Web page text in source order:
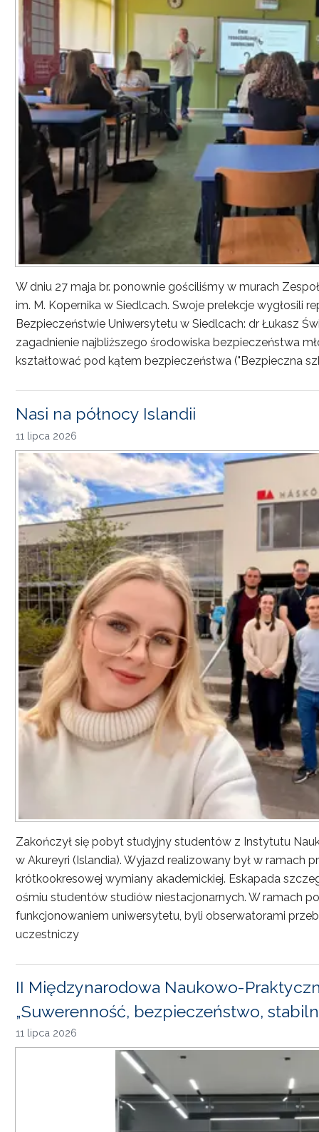
W dniu 27 maja br. ponownie gościliśmy w murach
im. M. Kopernika w Siedlcach. Swoje prelekcje wygłosili
Bezpieczeństwie Uniwersytetu w Siedlcach: dr Łukasz
zagadnienie najbliższego środowiska bezpieczeństwa
kształtować pod kątem bezpieczeństwa ("Bezpieczna
Nasi na północy Islandii
11 lipca 2026
Zakończył się pobyt studyjny studentów z Instytutu
w Akureyri (Islandia). Wyjazd realizowany był w ramach
krótkookresowej wymiany akademickiej. Eskapada
ośmiu studentów studiów niestacjonarnych. W ramach
funkcjonowaniem uniwersytetu, byli obserwatorami
uczestniczy
II Międzynarodowa Naukowo-
„Suwerenność, bezpieczeństwo,
11 lipca 2026